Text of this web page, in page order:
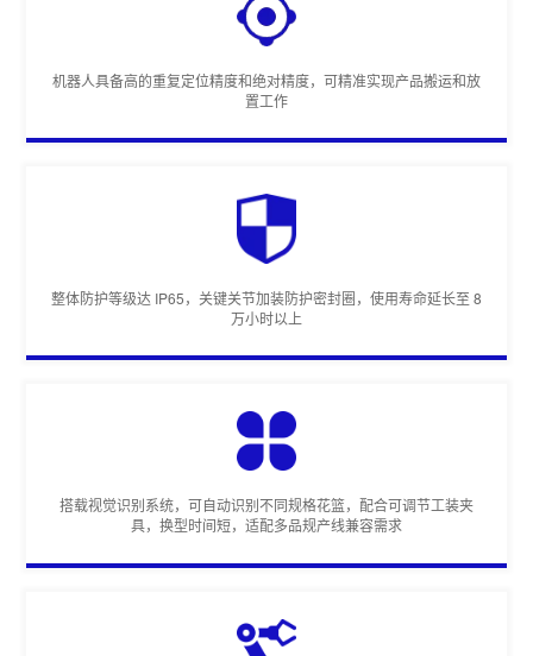
机器人具备高的重复定位精度和绝对精度，可精准实现产品搬运和放
置工作
整体防护等级达 IP65，关键关节加装防护密封圈，使用寿命延长至 8
万小时以上
搭载视觉识别系统，可自动识别不同规格花篮，配合可调节工装夹
具，换型时间短，适配多品规产线兼容需求